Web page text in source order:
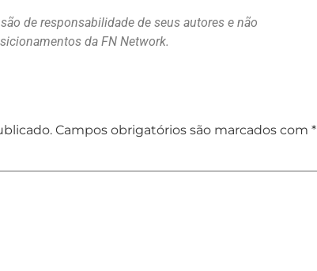
de responsabilidade de seus autores e não
da FN Network.
Campos obrigatórios são marcados com*